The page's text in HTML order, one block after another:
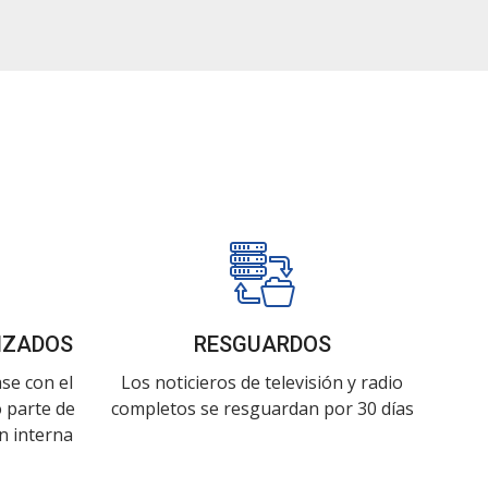
con el
parte de
interna
RESGUARDOS
Los noticieros de televisión y radio
completos se resguardan por 30 días